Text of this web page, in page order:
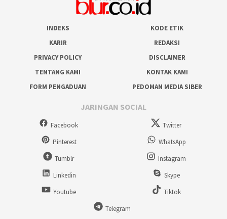
INDEKS
KODE ETIK
KARIR
REDAKSI
PRIVACY POLICY
DISCLAIMER
TENTANG KAMI
KONTAK KAMI
FORM PENGADUAN
PEDOMAN MEDIA SIBER
JARINGAN SOCIAL
Facebook
Twitter
Pinterest
WhatsApp
Tumblr
Instagram
Linkedin
Skype
Youtube
Tiktok
Telegram